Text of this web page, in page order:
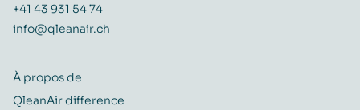
+41 43 931 54 74
info@qleanair.ch
À propos de
QleanAir difference